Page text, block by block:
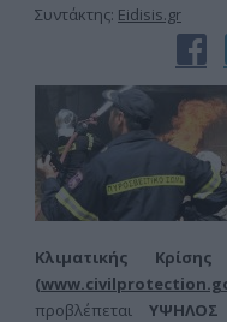
Συντάκτης: Eidisis.gr
Κλιματικής
(
προβλέπεται ΥΨΗΛΟΣ